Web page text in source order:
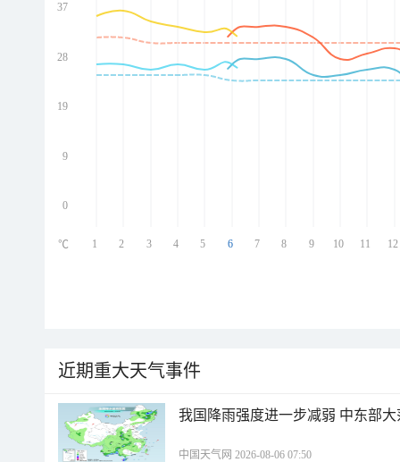
37
28
19
9
0
1 2 3 4 5 6 7 8 9 10 11 12
℃
近期重大天气事件
我国降雨强度进一步减弱 中东部
中国天气网 2026-08-06 07:50